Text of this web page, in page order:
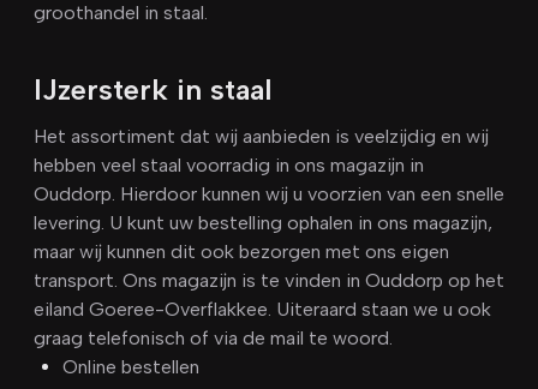
groothandel in staal.
IJzersterk in staal
Het assortiment dat wij aanbieden is veelzijdig en wij
hebben veel staal voorradig in ons magazijn in
Ouddorp. Hierdoor kunnen wij u voorzien van een snelle
levering. U kunt uw bestelling ophalen in ons magazijn,
maar wij kunnen dit ook bezorgen met ons eigen
transport. Ons magazijn is te vinden in Ouddorp op het
eiland Goeree-Overflakkee. Uiteraard staan we u ook
graag telefonisch of via de mail te woord.
Online bestellen